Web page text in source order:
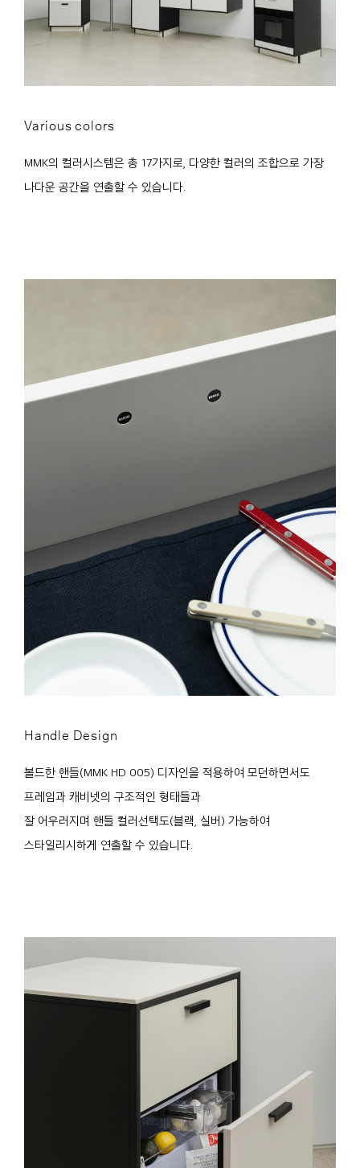
Various colors
MMK의 컬러시스템은 총 17가지로, 다양한 컬러의 조합으로 가장
나다운 공간을 연출할 수 있습니다.
Handle Design
볼드한 핸들(MMK HD 005) 디자인을 적용하여 모던하면서도
프레임과 캐비넷의 구조적인 형태들과
잘 어우러지며 핸들 컬러선택도(블랙, 실버) 가능하여
스타일리시하게 연출할 수 있습니다.